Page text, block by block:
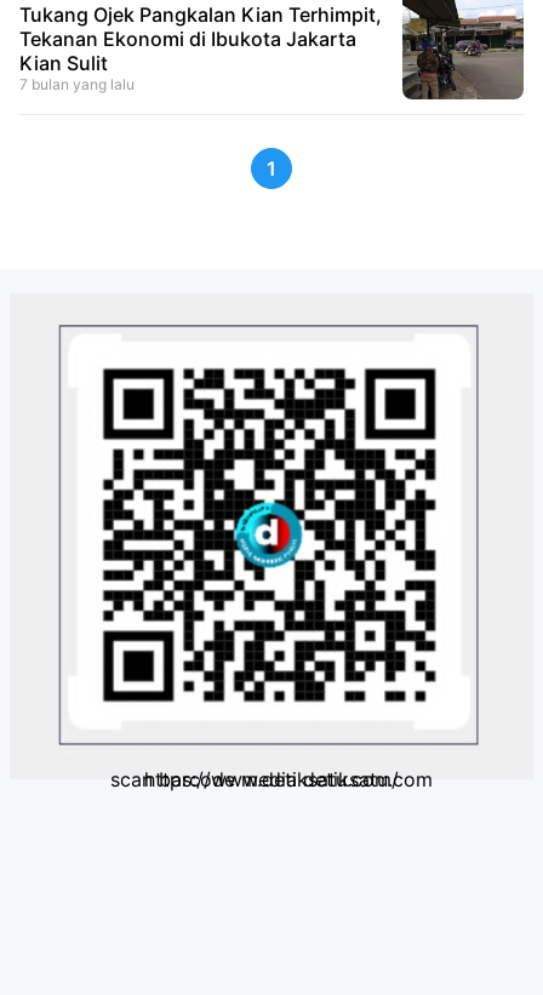
Tukang Ojek Pangkalan Kian Terhimpit,
Tekanan Ekonomi di Ibukota Jakarta
Kian Sulit
7 bulan yang lalu
1
scan barcode media detiksatu.com https://www.detiksatu.com/